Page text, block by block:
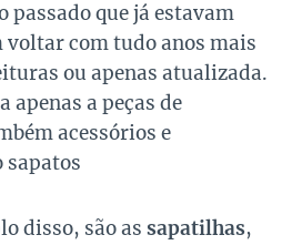
passado que já estavam
voltar com tudo anos mais
ou apenas atualizada.
apenas a peças de
acessórios e
disso, são as sapatilhas,